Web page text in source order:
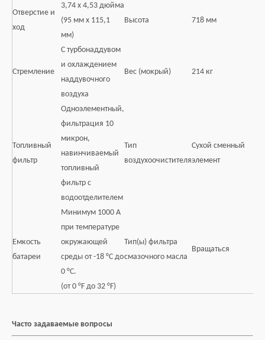
Отверстие и
ход
3,74 х 4,53 дюйма
(95 мм х 115,1
мм)
Высота 718 мм
Стремление
С турбонаддувом
и охлаждением
наддувочного
воздуха
Вес (мокрый) 214 кг
Топливный
фильтр
Одноэлементный,
фильтрация 10
микрон,
навинчиваемый
топливный
фильтр с
водоотделителем
Тип
воздухоочистителя
Сухой сменный
элемент
Емкость
батареи
Минимум 1000 А
при температуре
окружающей
среды от -18 °C до
0 °C.
(от 0 °F до 32 °F)
Тип(ы) фильтра
смазочного масла
Вращаться
Часто задаваемые вопросы